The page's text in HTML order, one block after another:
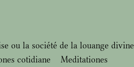
ou la société de la louange divine
cotidiane
Meditationes